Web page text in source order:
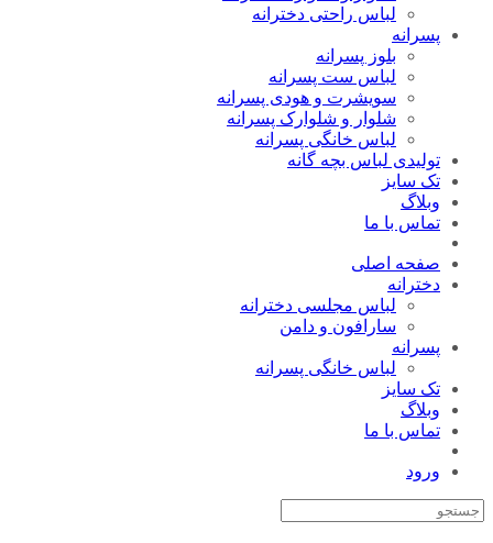
لباس راحتی دخترانه
پسرانه
بلوز پسرانه
لباس ست پسرانه
سویشرت و هودی پسرانه
شلوار و شلوارک پسرانه
لباس خانگی پسرانه
تولیدی لباس بچه گانه
تک سایز
وبلاگ
تماس با ما
صفحه اصلی
دخترانه
لباس مجلسی دخترانه
سارافون و دامن
پسرانه
لباس خانگی پسرانه
تک سایز
وبلاگ
تماس با ما
ورود